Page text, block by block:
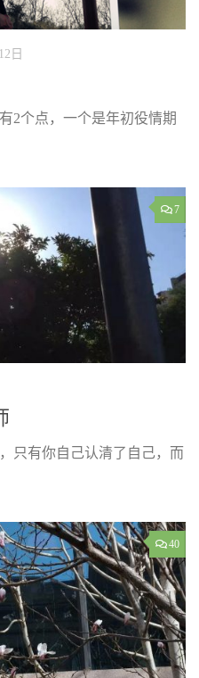
日
2个点，一个是年初役情期
7
只有你自己认清了自己，而
40